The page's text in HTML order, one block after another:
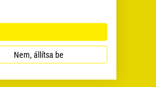
Nem, állítsa be